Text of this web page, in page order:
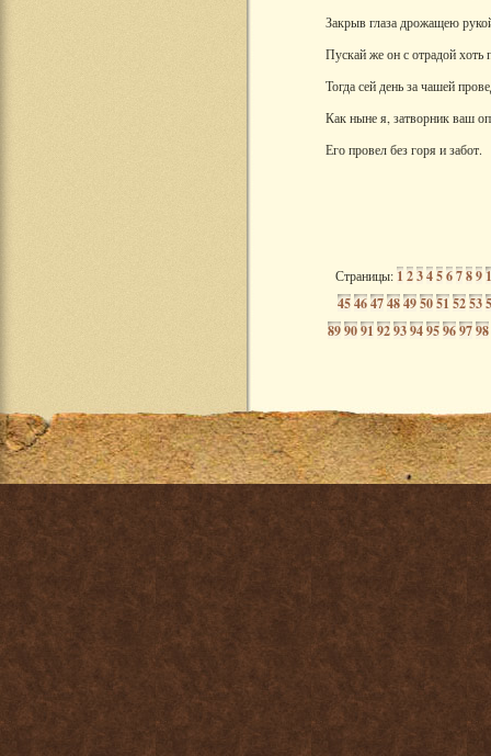
Закрыв глаза дрожащею
Пускай же он с отрадой хоть
Тогда сей день за чашей
Как ныне я, затворник ваш
Его провел без горя и забот.
Страницы:1 23456789
454647484950515253
89909192939495969798